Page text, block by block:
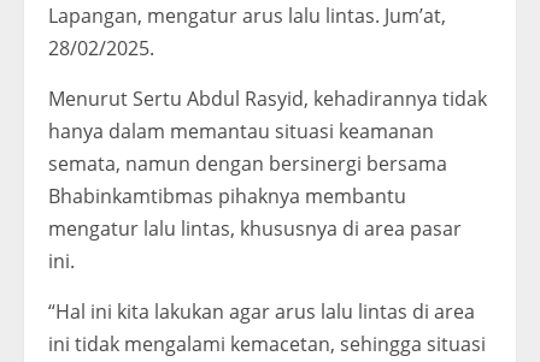
Lapangan, mengatur arus lalu lintas. Jum’at,
28/02/2025.
Menurut Sertu Abdul Rasyid, kehadirannya tidak
hanya dalam memantau situasi keamanan
semata, namun dengan bersinergi bersama
Bhabinkamtibmas pihaknya membantu
mengatur lalu lintas, khususnya di area pasar
ini.
“Hal ini kita lakukan agar arus lalu lintas di area
ini tidak mengalami kemacetan, sehingga situasi